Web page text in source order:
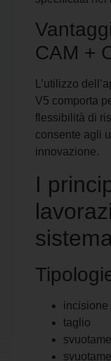
CAM +
L’utilizzo
V5 comporta
flessibilità di
consente agli
innovazione.
I
incisione
taglio